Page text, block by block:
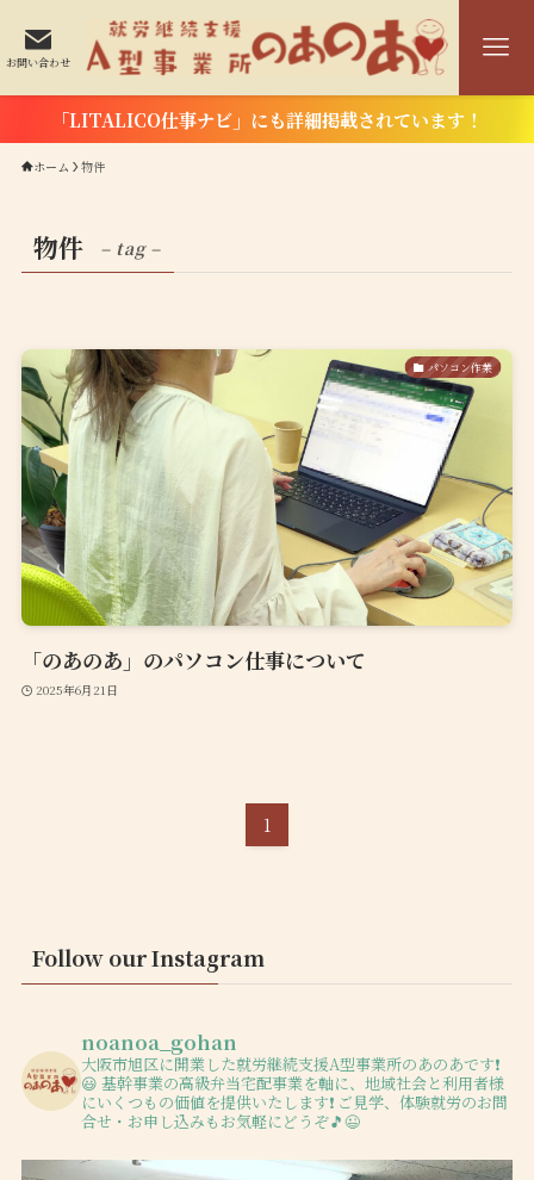
お問い合わせ
「LITALICO仕事ナビ」にも詳細掲載されています！
ホーム 物件
物件 – tag –
パソコン作業
「のあのあ」のパソコン仕事について
2025年6月21日
1
Follow our Instagram
noanoa_gohan
大阪市旭区に開業した就労継続支援A型事業所のあのあです❗️
😃 基幹事業の高級弁当宅配事業を軸に、地域社会と利用者様
にいくつもの価値を提供いたします❗️ご見学、体験就労のお問
合せ・お申し込みもお気軽にどうぞ🎵😉